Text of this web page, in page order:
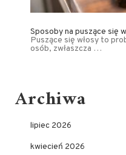
Sposoby na puszące się
Puszące się włosy to
osób, zwłaszcza …
Archiwa
lipiec 2026
kwiecień 2026